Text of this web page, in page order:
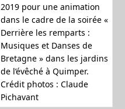
2019 pour une animation
dans le cadre de la soirée «
Derrière les remparts :
Musiques et Danses de
Bretagne » dans les jardins
de l’évêché à Quimper.
Crédit photos : Claude
Pichavant